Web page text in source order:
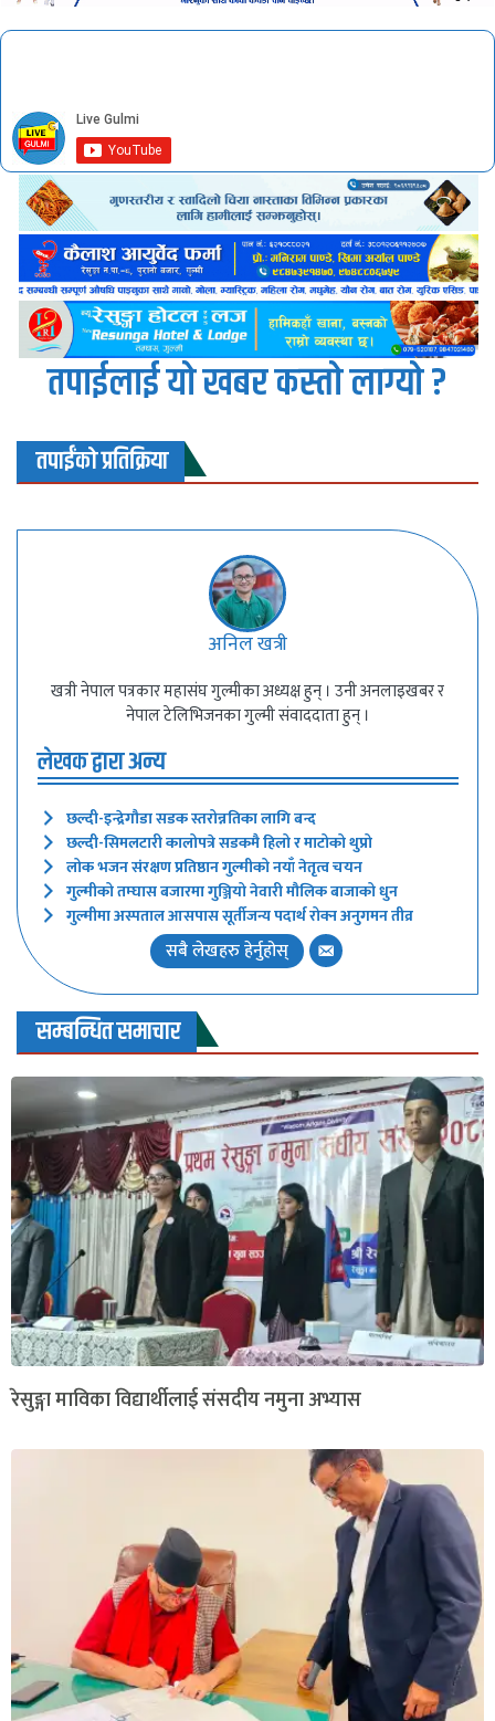
तपाईलाई यो खबर कस्तो लाग्यो ?
तपाईंको प्रतिक्रिया
अनिल खत्री
खत्री नेपाल पत्रकार महासंघ गुल्मीका अध्यक्ष हुन् । उनी अनलाइखबर र
नेपाल टेलिभिजनका गुल्मी संवाददाता हुन् ।
लेखक द्वारा अन्य
छल्दी-इन्द्रेगौडा सडक स्तरोन्नतिका लागि बन्द
छल्दी-सिमलटारी कालोपत्रे सडकमै हिलो र माटोको थुप्रो
लोक भजन संरक्षण प्रतिष्ठान गुल्मीको नयाँ नेतृत्व चयन
गुल्मीको तम्घास बजारमा गुञ्जियो नेवारी मौलिक बाजाको धुन
गुल्मीमा अस्पताल आसपास सूर्तीजन्य पदार्थ रोक्न अनुगमन तीव्र
सबै लेखहरु हेर्नुहोस्
सम्बन्धित समाचार
रेसुङ्गा माविका विद्यार्थीलाई संसदीय नमुना अभ्यास